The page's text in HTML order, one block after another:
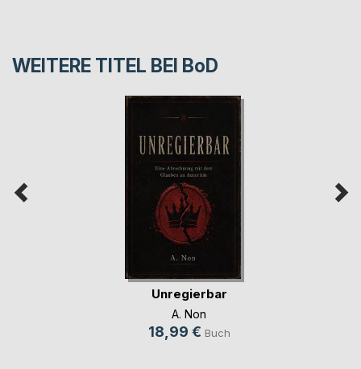
WEITERE TITEL BEI BoD
Unregierbar
A. Non
18,99 € Buch